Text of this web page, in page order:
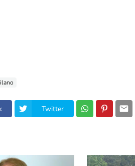
Twitter